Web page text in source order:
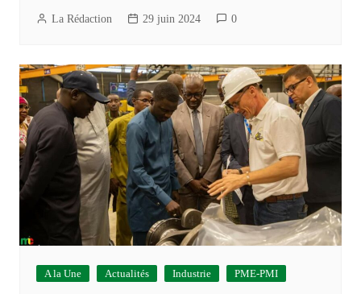
La Rédaction 29 juin 2024 0
A la Une Actualités Industrie PME-PMI